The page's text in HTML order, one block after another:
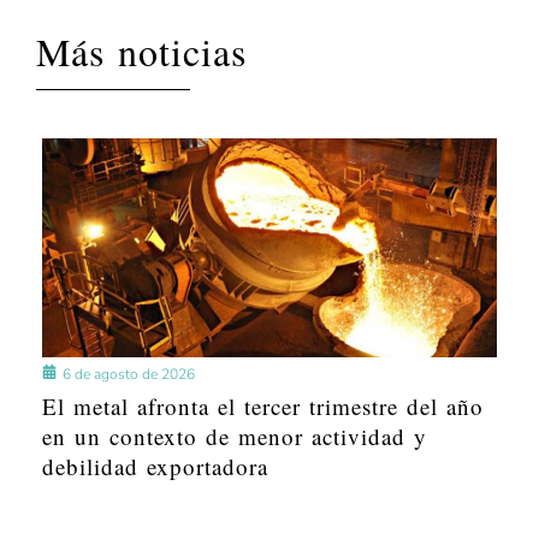
Más noticias
6 de agosto de 2026
El metal afronta el tercer trimestre del año
en un contexto de menor actividad y
debilidad exportadora